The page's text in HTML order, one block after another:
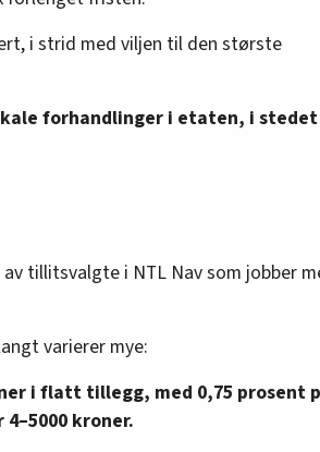
i strid med viljen til den største
forhandlinger i etaten, i
tillitsvalgte i NTL Nav som jobber
varierer mye:
i flatt tillegg, med 0,75 prosent
kroner.